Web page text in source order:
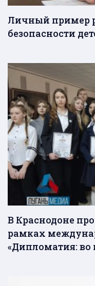
Личный пример
безопасности
В Краснодоне
рамках
«Дипломатия: